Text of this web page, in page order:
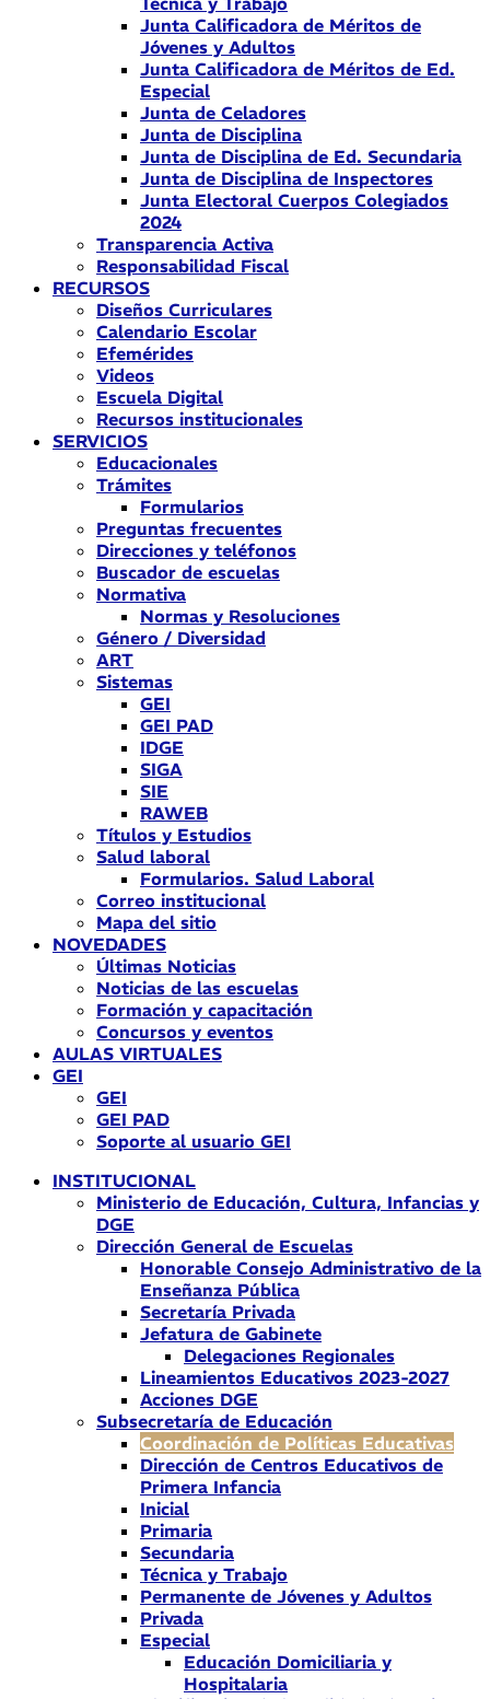
Junta Calificadora de Méritos de
Jóvenes y Adultos
Junta Calificadora de Méritos de Ed.
Especial
Junta de Celadores
Junta de Disciplina
Junta de Disciplina de Ed. Secundaria
Junta de Disciplina de Inspectores
Junta Electoral Cuerpos Colegiados
2024
Transparencia Activa
Responsabilidad Fiscal
RECURSOS
Diseños Curriculares
Calendario Escolar
Efemérides
Videos
Escuela Digital
Recursos institucionales
SERVICIOS
Educacionales
Trámites
Formularios
Preguntas frecuentes
Direcciones y teléfonos
Buscador de escuelas
Normativa
Normas y Resoluciones
Género / Diversidad
ART
Sistemas
GEI
GEI PAD
IDGE
SIGA
SIE
RAWEB
Títulos y Estudios
Salud laboral
Formularios. Salud Laboral
Correo institucional
Mapa del sitio
NOVEDADES
Últimas Noticias
Noticias de las escuelas
Formación y capacitación
Concursos y eventos
AULAS VIRTUALES
GEI
GEI
GEI PAD
Soporte al usuario GEI
INSTITUCIONAL
Ministerio de Educación, Cultura, Infancias y
DGE
Dirección General de Escuelas
Honorable Consejo Administrativo de la
Enseñanza Pública
Secretaría Privada
Jefatura de Gabinete
Delegaciones Regionales
Lineamientos Educativos 2023-2027
Acciones DGE
Subsecretaría de Educación
Coordinación de Políticas Educativas
Dirección de Centros Educativos de
Primera Infancia
Inicial
Primaria
Secundaria
Técnica y Trabajo
Permanente de Jóvenes y Adultos
Privada
Especial
Educación Domiciliaria y
Hospitalaria